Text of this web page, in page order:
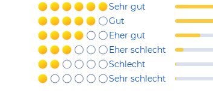
Sehr gut
Gut
Eher gut
Eher schlecht
Schlecht
Sehr schlecht